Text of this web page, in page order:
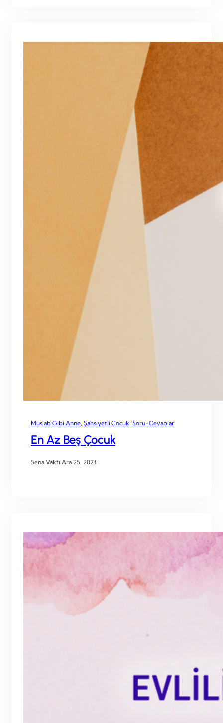
Mus’ab Gibi Anne Şahsiyetli Çocuk Soru-Cevaplar
En Az Beş Çocuk
Sena Vakfı·Ara 25, 2023